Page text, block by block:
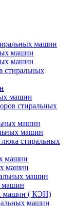
машин
машин
машин
стиральных
машин
стиральных
машин
машин
люка стиральных
машин
машин
машин
машин
машин ( КЭН)
машин